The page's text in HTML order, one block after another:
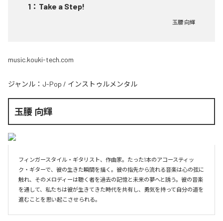
1 ： Take a Step!
玉腰 向輝
music.kouki-tech.com
ジャンル： J-Pop / インストゥルメンタル
玉腰 向輝
フィンガースタイル・ギタリスト、作曲家。たった1本のアコースティッ
ク・ギターで、彼の生きた瞬間を描く。彼の指先から流れる音楽は心の弦に
触れ、そのメロディーは聴く者を過去の記憶と未来の夢へと誘う。彼の音楽
を通して、私たちは彼が生きてきた時代を共有し、勇気を持って自分の道を
進むことを思い起こさせられる。